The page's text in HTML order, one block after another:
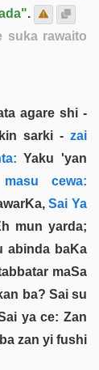
.
suka rawaito
agare shi -
sarki -zai
Yaku 'yan
cewa:
Sai Ya
mun yarda;
abinda baKa
maSa
ba? Sai su
ya ce: Zan
zan yi fushi